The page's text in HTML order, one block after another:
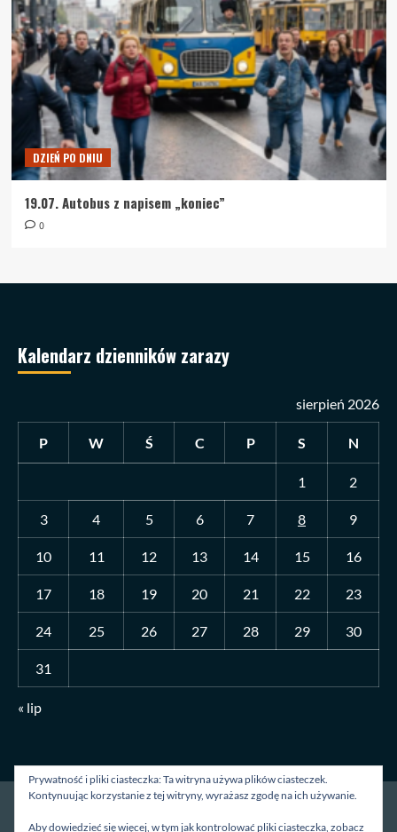
DZIEŃ PO DNIU
19.07. Autobus z napisem „koniec”
0
Kalendarz dzienników zarazy
sierpień 2026
P W Ś C P S N
1 2
3 4 5 6 7 8 9
10 11 12 13 14 15 16
17 18 19 20 21 22 23
24 25 26 27 28 29 30
31
« lip
Strona główna O mnie Blog Kontakt
Prywatność i pliki ciasteczka: Ta witryna używa plików ciasteczek.
Kontynuując korzystanie z tej witryny, wyrażasz zgodę na ich używanie.
Aby dowiedzieć się więcej, w tym jak kontrolować pliki ciasteczka, zobacz